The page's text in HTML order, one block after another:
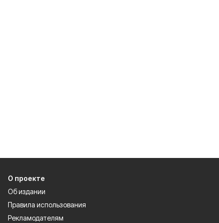
О проекте
Об издании
Правила использования
Рекламодателям